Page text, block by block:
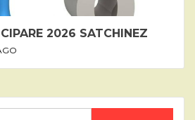
2026 SATCHINEZ